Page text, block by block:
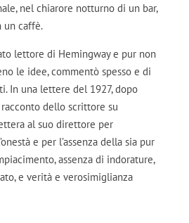
nel chiarore notturno di un bar,
un caffè.
lettore di Hemingway e pur non
le idee, commentò spesso e di
In una lettere del 1927, dopo
dello scrittore su
al suo direttore per
e per l’assenza della sia pur
assenza di indorature,
e verità e verosimiglianza